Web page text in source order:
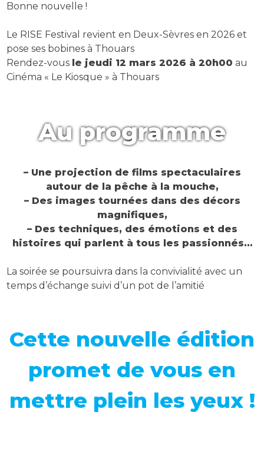
Bonne nouvelle !
Le RISE Festival revient en Deux-Sèvres en 2026 et
pose ses bobines à Thouars
Rendez-vous le jeudi 12 mars 2026 à 20h00 au
Cinéma « Le Kiosque » à Thouars
Au programme
– Une projection de films spectaculaires
autour de la pêche à la mouche,
– Des images tournées dans des décors
magnifiques,
– Des techniques, des émotions et des
histoires qui parlent à tous les passionnés…
La soirée se poursuivra dans la convivialité avec un
temps d’échange suivi d’un pot de l’amitié
Cette nouvelle édition
promet de vous en
mettre plein les yeux !